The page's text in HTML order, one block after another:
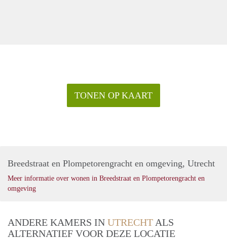
TONEN OP KAART
Breedstraat en Plompetorengracht en omgeving, Utrecht
Meer informatie over wonen in Breedstraat en Plompetorengracht en
omgeving
ANDERE KAMERS IN UTRECHT ALS
ALTERNATIEF VOOR DEZE LOCATIE